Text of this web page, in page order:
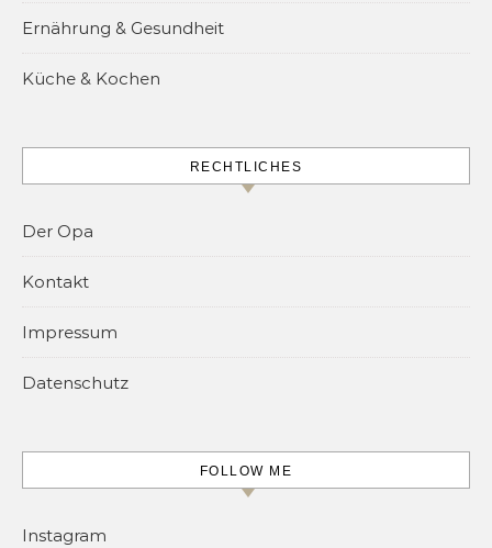
Ernährung & Gesundheit
Küche & Kochen
RECHTLICHES
Der Opa
Kontakt
Impressum
Datenschutz
FOLLOW ME
Instagram